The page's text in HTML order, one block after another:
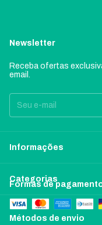
Newsletter
Receba ofertas
email.
Informações
Categorias
Formas de
Métodos de envio